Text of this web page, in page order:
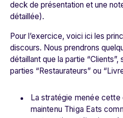
deck de présentation et une
détaillée).
Pour l’exercice, voici ici les
discours. Nous prendrons
détaillant que la partie
parties “Restaurateurs” ou
La stratégie menée cette
maintenu Thiga Eats